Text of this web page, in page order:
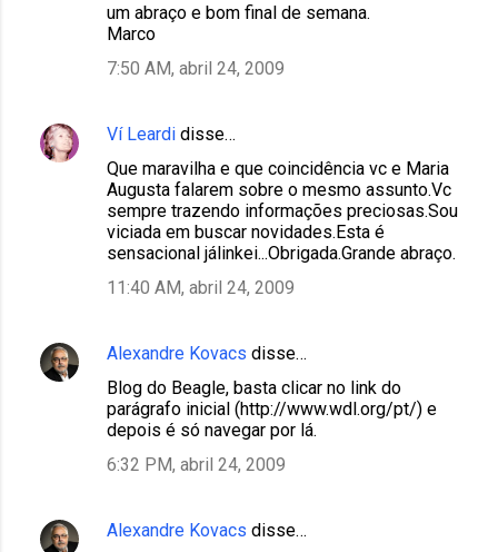
um abraço e bom final de semana.
Marco
7:50 AM, abril 24, 2009
Ví Leardi disse…
Que maravilha e que coincidência vc e Maria
Augusta falarem sobre o mesmo assunto.Vc
sempre trazendo informações preciosas.Sou
viciada em buscar novidades.Esta é
sensacional jálinkei...Obrigada.Grande abraço.
11:40 AM, abril 24, 2009
Alexandre Kovacs disse…
Blog do Beagle, basta clicar no link do
parágrafo inicial (http://www.wdl.org/pt/) e
depois é só navegar por lá.
6:32 PM, abril 24, 2009
Alexandre Kovacs disse…